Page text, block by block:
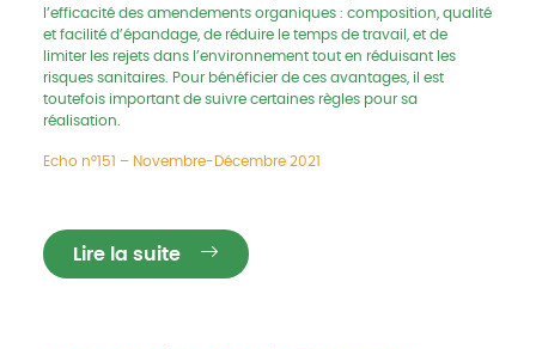
l’efficacité des amendements organiques : composition, qualité
et facilité d’épandage, de réduire le temps de travail, et de
limiter les rejets dans l’environnement tout en réduisant les
risques sanitaires. Pour bénéficier de ces avantages, il est
toutefois important de suivre certaines règles pour sa
réalisation.
Echo n°151 – Novembre-Décembre 2021
Lire la suite